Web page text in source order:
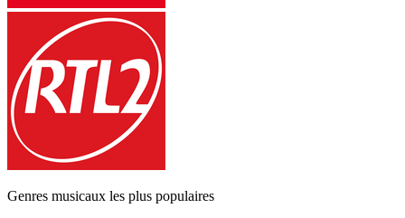
Genres musicaux les plus populaires